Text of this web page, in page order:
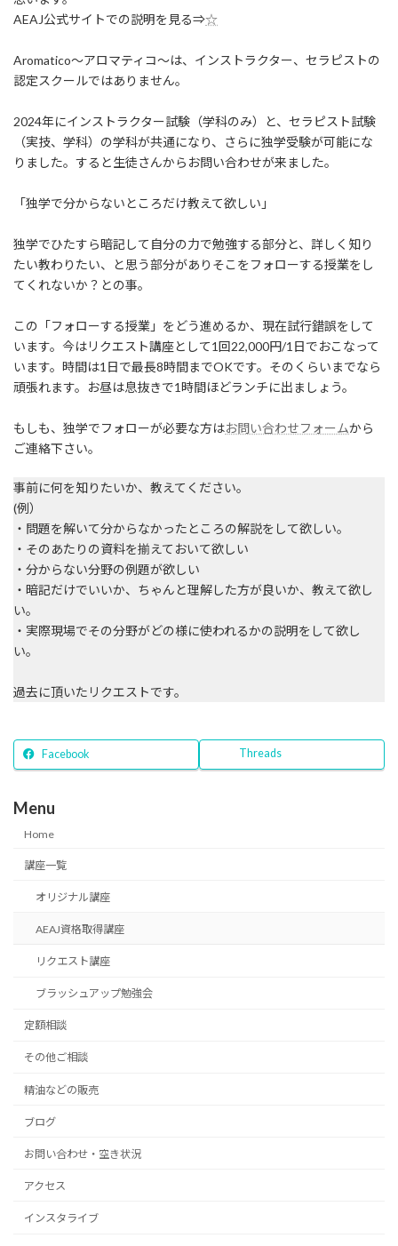
AEAJ公式サイトでの説明を見る⇒☆
Aromatico～アロマティコ～は、インストラクター、セラピストの
認定スクールではありません。
2024年にインストラクター試験（学科のみ）と、セラピスト試験
（実技、学科）の学科が共通になり、さらに独学受験が可能にな
りました。すると生徒さんからお問い合わせが来ました。
「独学で分からないところだけ教えて欲しい」
独学でひたすら暗記して自分の力で勉強する部分と、詳しく知り
たい教わりたい、と思う部分がありそこをフォローする授業をし
てくれないか？との事。
この「フォローする授業」をどう進めるか、現在試行錯誤をして
います。今はリクエスト講座として1回22,000円/1日でおこなって
います。時間は1日で最長8時間までOKです。そのくらいまでなら
頑張れます。お昼は息抜きで1時間ほどランチに出ましょう。
もしも、独学でフォローが必要な方はお問い合わせフォームから
ご連絡下さい。
事前に何を知りたいか、教えてください。
(例）
・問題を解いて分からなかったところの解説をして欲しい。
・そのあたりの資料を揃えておいて欲しい
・分からない分野の例題が欲しい
・暗記だけでいいか、ちゃんと理解した方が良いか、教えて欲し
い。
・実際現場でその分野がどの様に使われるかの説明をして欲し
い。
過去に頂いたリクエストです。
Facebook Threads
Menu
Home
講座一覧
オリジナル講座
AEAJ資格取得講座
リクエスト講座
ブラッシュアップ勉強会
定額相談
その他ご相談
精油などの販売
ブログ
お問い合わせ・空き状況
アクセス
インスタライブ